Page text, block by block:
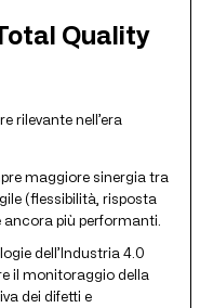
Quality
rilevante nell’era
maggiore sinergia tra
(flessibilità, risposta
più performanti.
dell’Industria 4.0
il monitoraggio della
dei difetti e